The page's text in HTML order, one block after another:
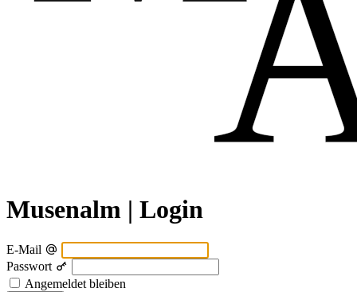
Musenalm | Login
E-Mail
Passwort
Angemeldet bleiben